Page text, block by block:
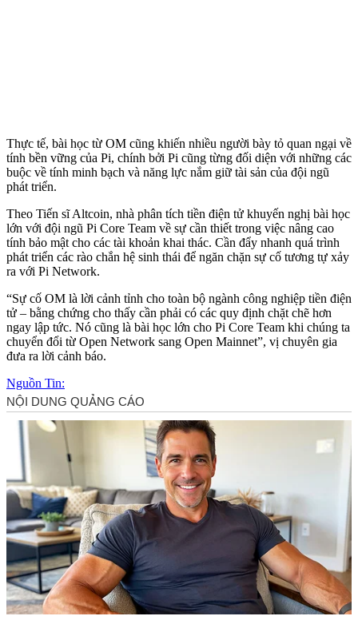
Thực tế, bài học từ OM cũng khiến nhiều người bày tỏ quan ngại về
tính bền vững của Pi, chính bởi Pi cũng từng đối diện với những các
buộc về tính minh bạch và năng lực nắm giữ tài sản của đội ngũ
phát triển.
Theo Tiến sĩ Altcoin, nhà phân tích tiền điện tử khuyến nghị bài học
lớn với đội ngũ Pi Core Team về sự cần thiết trong việc nâng cao
tính bảo mật cho các tài khoản khai thác. Cần đẩy nhanh quá trình
phát triển các rào chắn hệ sinh thái để ngăn chặn sự cố tương tự xảy
ra với Pi Network.
“Sự cố OM là lời cảnh tỉnh cho toàn bộ ngành công nghiệp tiền điện
tử – bằng chứng cho thấy cần phải có các quy định chặt chẽ hơn
ngay lập tức. Nó cũng là bài học lớn cho Pi Core Team khi chúng ta
chuyển đổi từ Open Network sang Open Mainnet”, vị chuyên gia
đưa ra lời cảnh báo.
Nguồn Tin: